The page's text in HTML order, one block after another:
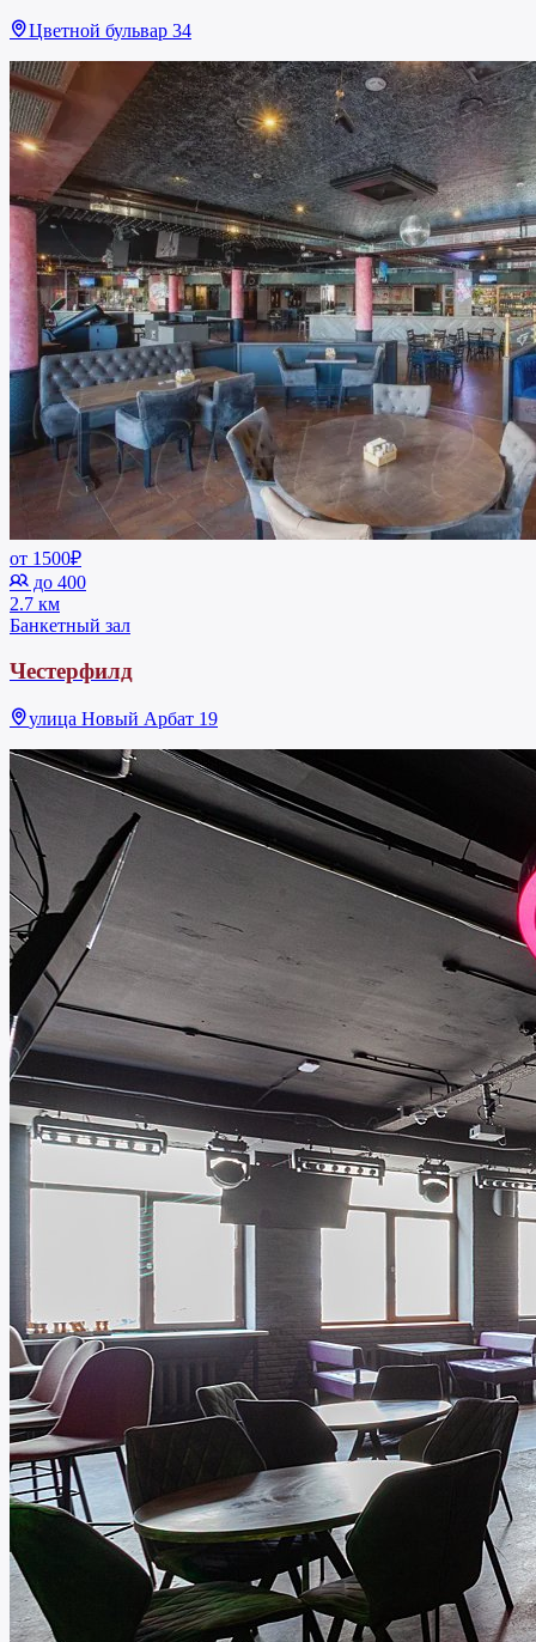
Цветной бульвар 34
от 1500₽
до 400
2.7 км
Банкетный зал
Честерфилд
улица Новый Арбат 19